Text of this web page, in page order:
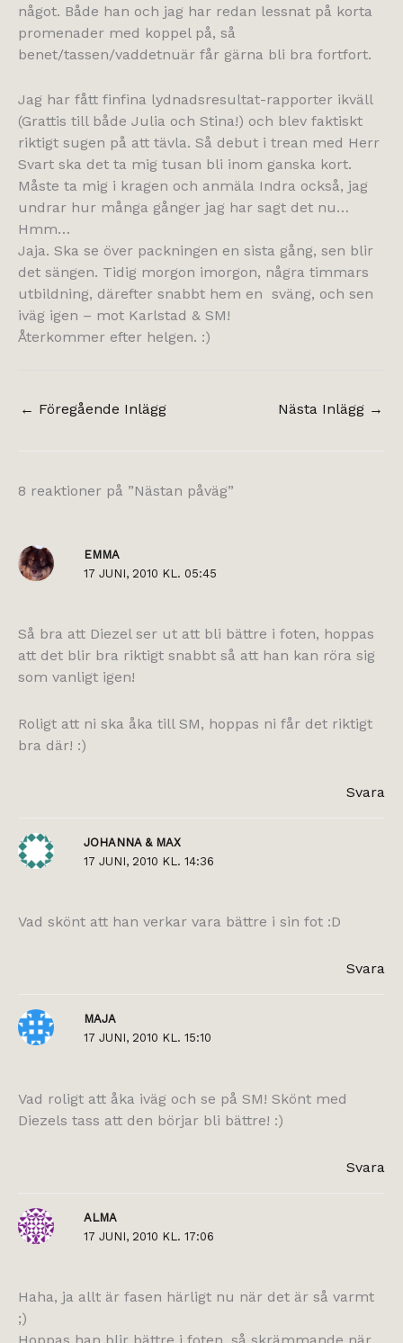
något. Både han och jag har redan lessnat på korta
promenader med koppel på, så
benet/tassen/vaddetnuär får gärna bli bra fortfort.
Jag har fått finfina lydnadsresultat-rapporter ikväll
(Grattis till både Julia och Stina!) och blev faktiskt
riktigt sugen på att tävla. Så debut i trean med Herr
Svart ska det ta mig tusan bli inom ganska kort.
Måste ta mig i kragen och anmäla Indra också, jag
undrar hur många gånger jag har sagt det nu…
Hmm…
Jaja. Ska se över packningen en sista gång, sen blir
det sängen. Tidig morgon imorgon, några timmars
utbildning, därefter snabbt hem en sväng, och sen
iväg igen – mot Karlstad & SM!
Återkommer efter helgen. :)
← Föregående Inlägg Nästa Inlägg →
8 reaktioner på ”Nästan påväg”
EMMA
17 JUNI, 2010 KL. 05:45
Så bra att Diezel ser ut att bli bättre i foten, hoppas
att det blir bra riktigt snabbt så att han kan röra sig
som vanligt igen!
Roligt att ni ska åka till SM, hoppas ni får det riktigt
bra där! :)
Svara
JOHANNA & MAX
17 JUNI, 2010 KL. 14:36
Vad skönt att han verkar vara bättre i sin fot :D
Svara
MAJA
17 JUNI, 2010 KL. 15:10
Vad roligt att åka iväg och se på SM! Skönt med
Diezels tass att den börjar bli bättre! :)
Svara
ALMA
17 JUNI, 2010 KL. 17:06
Haha, ja allt är fasen härligt nu när det är så varmt
;)